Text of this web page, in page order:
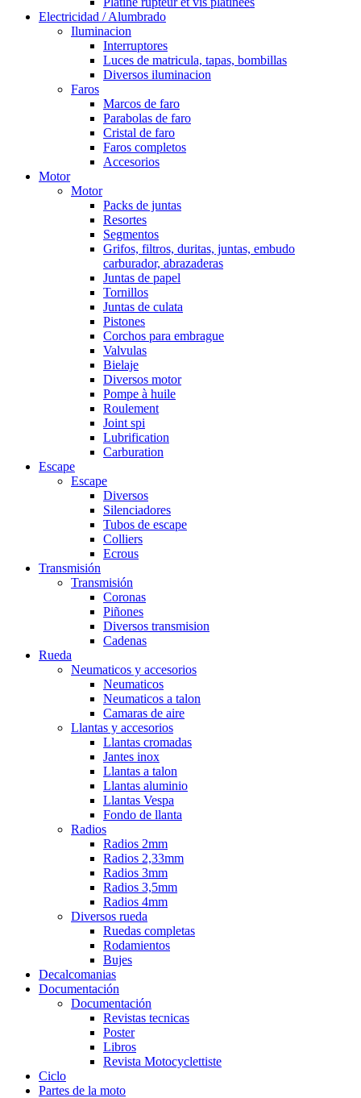
Electricidad / Alumbrado
Iluminacion
Interruptores
Luces de matricula, tapas, bombillas
Diversos iluminacion
Faros
Marcos de faro
Parabolas de faro
Cristal de faro
Faros completos
Accesorios
Motor
Motor
Packs de juntas
Resortes
Segmentos
Grifos, filtros, duritas, juntas, embudo
carburador, abrazaderas
Juntas de papel
Tornillos
Juntas de culata
Pistones
Corchos para embrague
Valvulas
Bielaje
Diversos motor
Pompe à huile
Roulement
Joint spi
Lubrification
Carburation
Escape
Escape
Diversos
Silenciadores
Tubos de escape
Colliers
Ecrous
Transmisión
Transmisión
Coronas
Piñones
Diversos transmision
Cadenas
Rueda
Neumaticos y accesorios
Neumaticos
Neumaticos a talon
Camaras de aire
Llantas y accesorios
Llantas cromadas
Jantes inox
Llantas a talon
Llantas aluminio
Llantas Vespa
Fondo de llanta
Radios
Radios 2mm
Radios 2,33mm
Radios 3mm
Radios 3,5mm
Radios 4mm
Diversos rueda
Ruedas completas
Rodamientos
Bujes
Decalcomanias
Documentación
Documentación
Revistas tecnicas
Poster
Libros
Revista Motocyclettiste
Ciclo
Partes de la moto